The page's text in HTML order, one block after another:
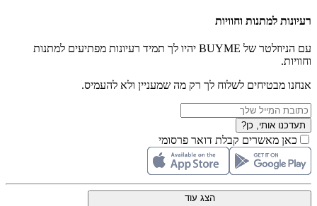
רעיונות למתנות וחוויות
עם הניוזלטר של BUYME יהיו לך תמיד רעיונות מפתיעים למתנות
וחוויות.
אנחנו מבטיחים לשלוח לך רק מה שמעניין ולא להעמיס.
תעדכנו אותי, כן?
כאן מאשרים קבלת דואר פרסומי
הצג עוד